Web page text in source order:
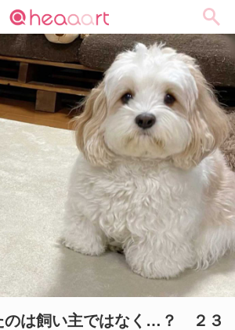
のは飼い主ではなく…？ ２３